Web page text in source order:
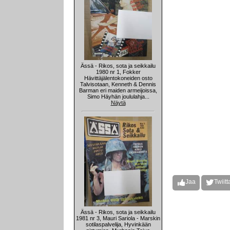
Ässä - Rikos, sota ja seikkailu
1980 nr 1, Fokker
Hävittäjälentokoneiden osto
Talvisotaan, Kenneth & Dennis
Barman eri maiden armeijoissa,
Simo Häyhän joululahja...
Näytä
Ässä - Rikos, sota ja seikkailu
1981 nr 3, Mauri Sariola - Marskin
sotilaspalvelija, Hyvinkään
Jaa